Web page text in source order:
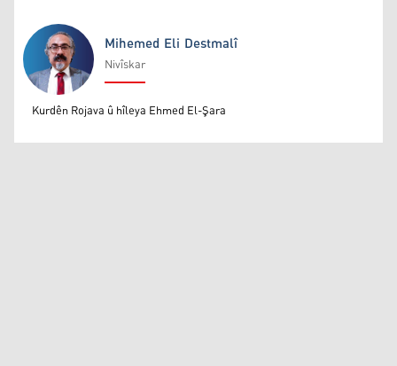
Mihemed Eli Destmalî
Mihemed Eli Destmalî
Nivîskar
Kurdên Rojava û hîleya Ehmed El-Şara